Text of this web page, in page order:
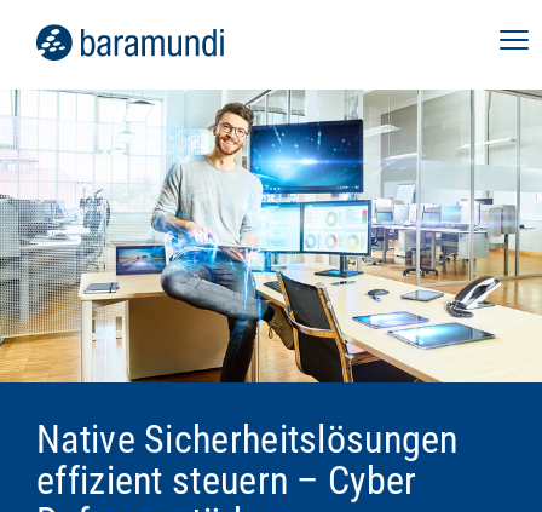
Native Sicherheitslösungen
effizient steuern – Cyber